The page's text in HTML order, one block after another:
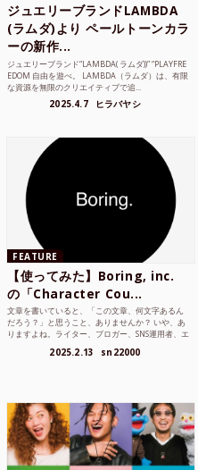
ジュエリーブランドLAMBDA
(ラムダ)より ペールトーンカラ
ーの新作...
ジュエリーブランド“LAMBDA( ラムダ))” “PLAYFRE
EDOM 自由を遊べ。 LAMBDA（ラムダ）は、有限
な資源を無限のクリエイティブで追...
2025.4.7 ヒラバヤシ
FEATURE
【使ってみた】Boring, inc.
の「Character Cou...
文章を書いていると、「この文章、何文字あるん
だろう？」と思うこと、ありませんか？ いや、あ
りますよね。ライター、ブロガー、SNS運用者、エ
2025.2.13 sn22000